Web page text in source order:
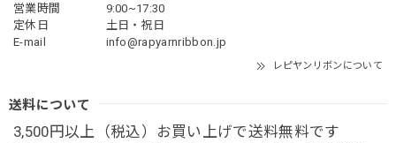
営業時間
9:00~17:30
定休日
土日・祝日
E-mail
info@rapyarnribbon.jp
レピヤンリボンについて
送料について
3,500円以上（税込）お買い上げで送料無料です